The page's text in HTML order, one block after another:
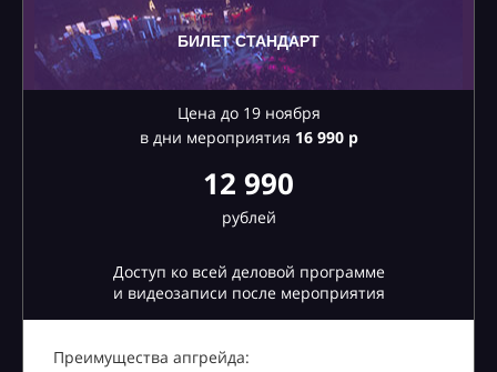
БИЛЕТ СТАНДАРТ
Цена до 19 ноября
в дни мероприятия 16990 р
12 990
рублей
Доступ ко всей деловой программе
и видеозаписи после мероприятия
Преимущества апгрейда: